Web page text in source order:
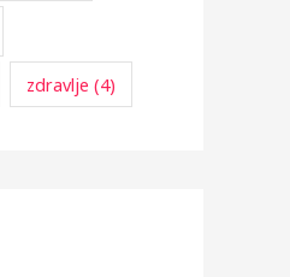
zdravlje (4)